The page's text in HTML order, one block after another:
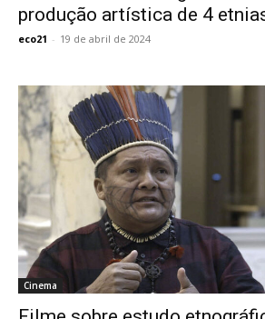
produção artística de 4
eco21 - 19 de abril de 2024
Cinema